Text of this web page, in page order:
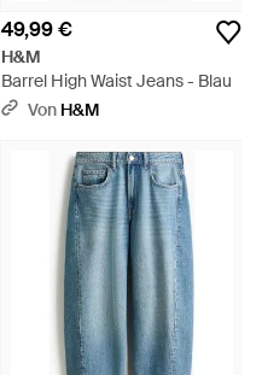
49,99 €
H&M
Barrel High Waist Jeans - Blau
Von H&M